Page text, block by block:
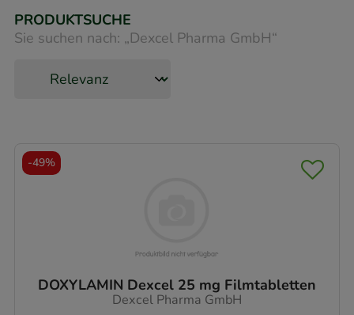
PRODUKTSUCHE
Sie suchen nach: „Dexcel Pharma GmbH“
DOXYLAMIN Dexcel 25 mg Filmtabletten
Dexcel Pharma GmbH
-49%